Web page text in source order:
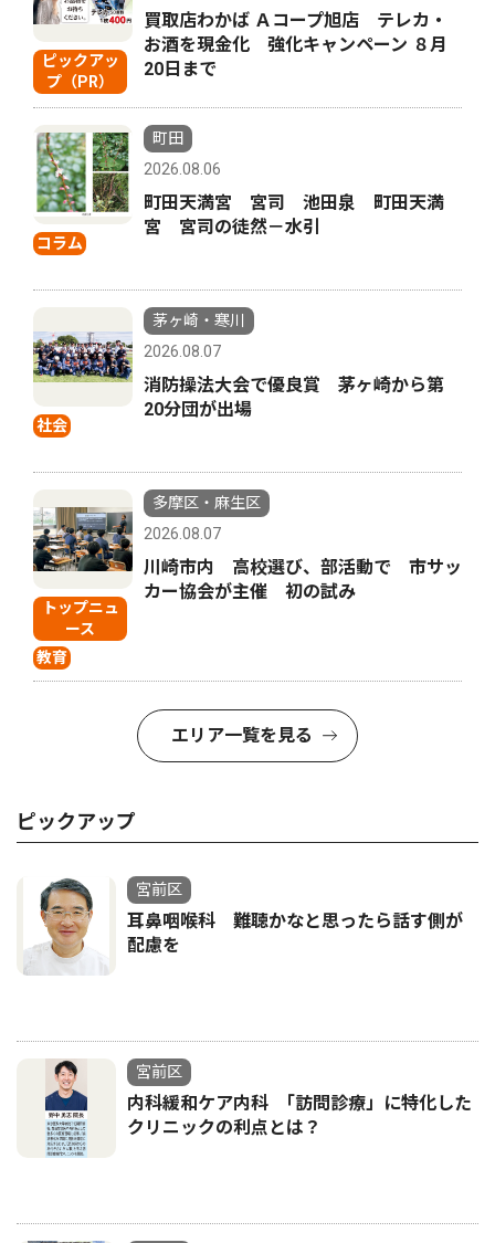
ピックアッ
プ（PR）
買取店わかば Ａコープ旭店 テレカ・
お酒を現金化 強化キャンペーン ８月
20日まで
コラム
町田
2026.08.06
町田天満宮 宮司 池田泉 町田天満
宮 宮司の徒然－水引
社会
茅ヶ崎・寒川
2026.08.07
消防操法大会で優良賞 茅ヶ崎から第
20分団が出場
トップニュ
ース
教育
多摩区・麻生区
2026.08.07
川崎市内 高校選び、部活動で 市サッ
カー協会が主催 初の試み
エリア一覧を見る
ピックアップ
宮前区
耳鼻咽喉科 難聴かなと思ったら話す側が
配慮を
宮前区
内科緩和ケア内科 ｢訪問診療」に特化した
クリニックの利点とは？